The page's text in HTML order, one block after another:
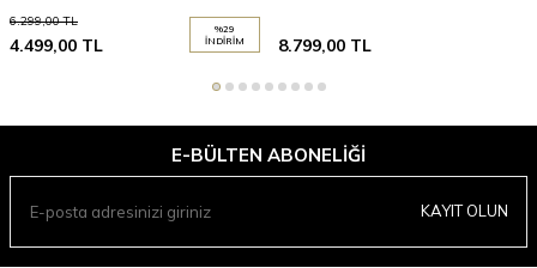
6.299,00TL
4.499,00 TL
%29
İNDIRIM
8.799,00TL
E-BÜLTEN ABONELIĞI
KAYIT OLUN